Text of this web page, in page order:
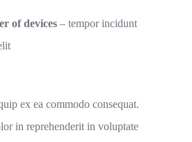
of devices – tempor incidunt
ex ea commodo consequat.
in reprehenderit in voluptate